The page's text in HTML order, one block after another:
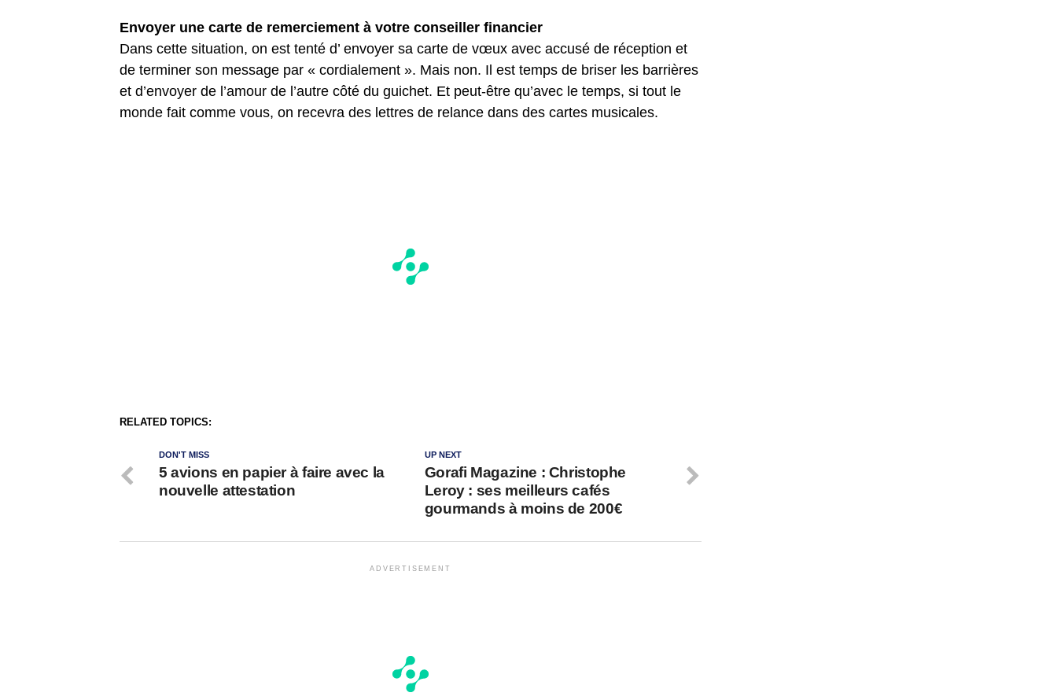
Envoyer une carte de remerciement à votre conseiller financier
Dans cette situation, on est tenté d’ envoyer sa carte de vœux avec accusé de réception et
de terminer son message par « cordialement ». Mais non. Il est temps de briser les barrières
et d’envoyer de l’amour de l’autre côté du guichet. Et peut-être qu’avec le temps, si tout le
monde fait comme vous, on recevra des lettres de relance dans des cartes musicales.
RELATED TOPICS:
UP NEXT
Gorafi Magazine : Christophe
Leroy : ses meilleurs cafés
gourmands à moins de 200€
DON'T MISS
5 avions en papier à faire avec la
nouvelle attestation
ADVERTISEMENT